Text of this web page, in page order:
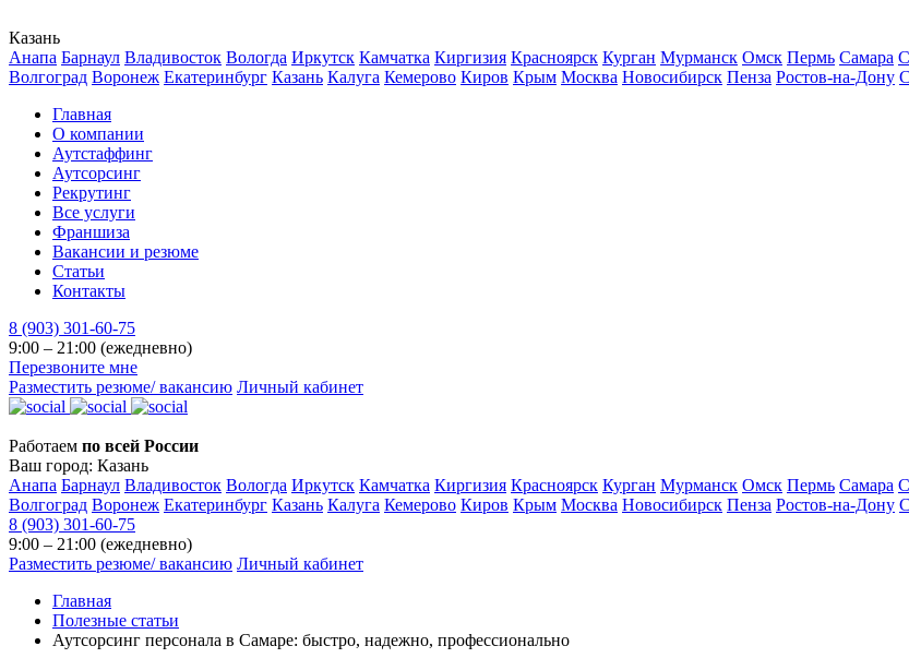
Казань
Анапа Барнаул Владивосток Вологда Иркутск Камчатка Киргизия Красноярск Курган Мурманск Омск Пермь Самара
Волгоград Воронеж Екатеринбург Казань Калуга Кемерово Киров Крым Москва Новосибирск Пенза Ростов-на-Дону
Главная
О компании
Аутстаффинг
Аутсорсинг
Рекрутинг
Все услуги
Франшиза
Вакансии и резюме
Статьи
Контакты
8 (903) 301-60-75
9:00 – 21:00 (ежедневно)
Перезвоните мне
Разместить резюме/ вакансию Личный кабинет
Работаем по всей России
Ваш город: Казань
Анапа Барнаул Владивосток Вологда Иркутск Камчатка Киргизия Красноярск Курган Мурманск Омск Пермь Самара
Волгоград Воронеж Екатеринбург Казань Калуга Кемерово Киров Крым Москва Новосибирск Пенза Ростов-на-Дону
8 (903) 301-60-75
9:00 – 21:00 (ежедневно)
Разместить резюме/ вакансию Личный кабинет
Главная
Полезные статьи
Аутсорсинг персонала в Самаре: быстро, надежно, профессионально